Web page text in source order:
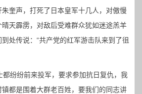
奎声，打死了日本皇军十几人，对傲慢
天霹雳，对敌后受难群众犹如迷途羔羊
处传说：“共产党的红军游击队来到了徂
纷纷前来投军，要求参加抗日复仇，我
都是围着大群老百姓，要我们的同志讲